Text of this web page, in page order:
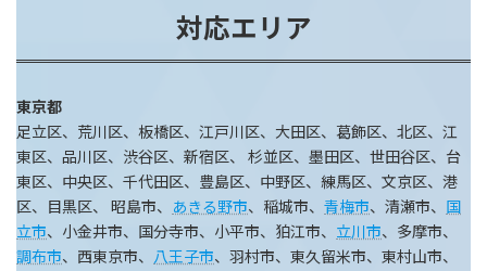
対応エリア
東京都
足立区、荒川区、板橋区、江戸川区、大田区、葛飾区、北区、江
東区、品川区、渋谷区、新宿区、 杉並区、墨田区、世田谷区、台
東区、中央区、千代田区、豊島区、中野区、練馬区、文京区、港
区、目黒区、 昭島市、
あきる野市、稲城市、 青梅市、清瀬市、 国
立市、小金井市、国分寺市、小平市、狛江市、 立川市、多摩市、
調布市、西東京市、 八王子市、羽村市、東久留米市、東村山市、